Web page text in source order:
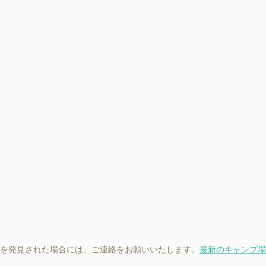
発見された場合には、ご連絡をお願いいたします。 最新のキャンプ